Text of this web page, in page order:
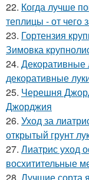
22. Когда лучше
теплицы - от чего
23. Гортензия
Зимовка
24. Декоративные
декоративные
25. Черешня
Джорджия
26. Уход за
открытый грунт
27. Лиатрис уход
восхитительные